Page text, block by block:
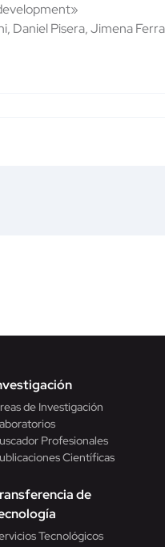
Daniel Pisera, Jimena
de Investigación
Profesionales
Científicas
de
Tecnológicos